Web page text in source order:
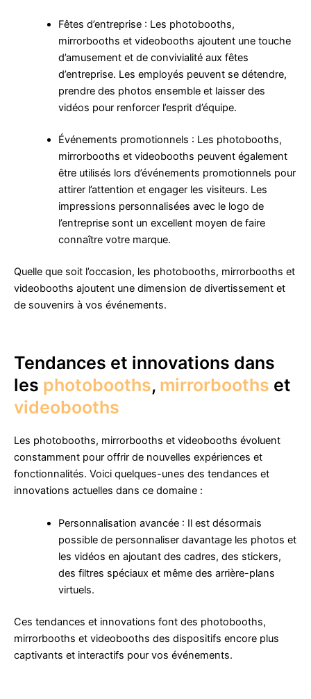
Fêtes d’entreprise : Les photobooths,
mirrorbooths et videobooths ajoutent une touche
d’amusement et de convivialité aux fêtes
d’entreprise. Les employés peuvent se détendre,
prendre des photos ensemble et laisser des
vidéos pour renforcer l’esprit d’équipe.
Événements promotionnels : Les photobooths,
mirrorbooths et videobooths peuvent également
être utilisés lors d’événements promotionnels pour
attirer l’attention et engager les visiteurs. Les
impressions personnalisées avec le logo de
l’entreprise sont un excellent moyen de faire
connaître votre marque.
Quelle que soit l’occasion, les photobooths, mirrorbooths et
videobooths ajoutent une dimension de divertissement et
de souvenirs à vos événements.
Tendances et innovations dans
les photobooths, mirrorbooths et
videobooths
Les photobooths, mirrorbooths et videobooths évoluent
constamment pour offrir de nouvelles expériences et
fonctionnalités. Voici quelques-unes des tendances et
innovations actuelles dans ce domaine :
Personnalisation avancée : Il est désormais
possible de personnaliser davantage les photos et
les vidéos en ajoutant des cadres, des stickers,
des filtres spéciaux et même des arrière-plans
virtuels.
Ces tendances et innovations font des photobooths,
mirrorbooths et videobooths des dispositifs encore plus
captivants et interactifs pour vos événements.